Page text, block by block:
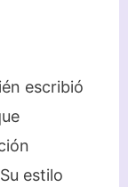
escribió
estilo